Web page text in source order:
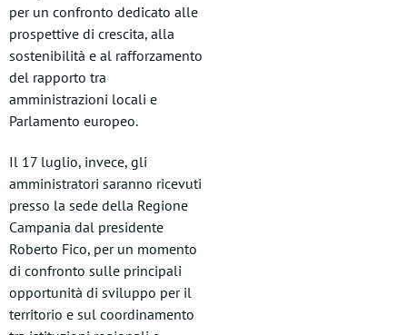
per un confronto dedicato alle
prospettive di crescita, alla
sostenibilità e al rafforzamento
del rapporto tra
amministrazioni locali e
Parlamento europeo.
Il 17 luglio, invece, gli
amministratori saranno ricevuti
presso la sede della Regione
Campania dal presidente
Roberto Fico, per un momento
di confronto sulle principali
opportunità di sviluppo per il
territorio e sul coordinamento